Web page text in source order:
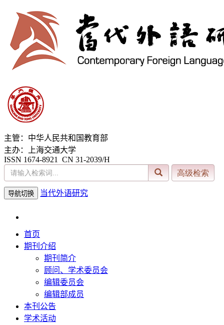
主管：中华人民共和国教育部
主办：上海交通大学
ISSN 1674-8921 CN 31-2039/H
导航切换 当代外语研究
首页
期刊介绍
期刊简介
顾问、学术委员会
编辑委员会
编辑部成员
本刊公告
学术活动